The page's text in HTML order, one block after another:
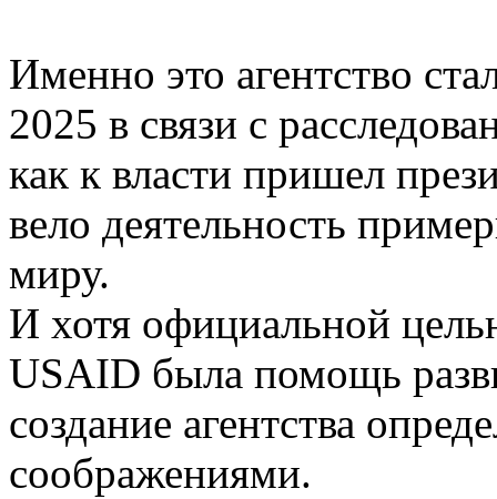
Именно это агентство
2025 в связи с
как к власти пришел
вело деятельность
миру.
И хотя официальной
USAID была помощь
создание агентства
соображениями.